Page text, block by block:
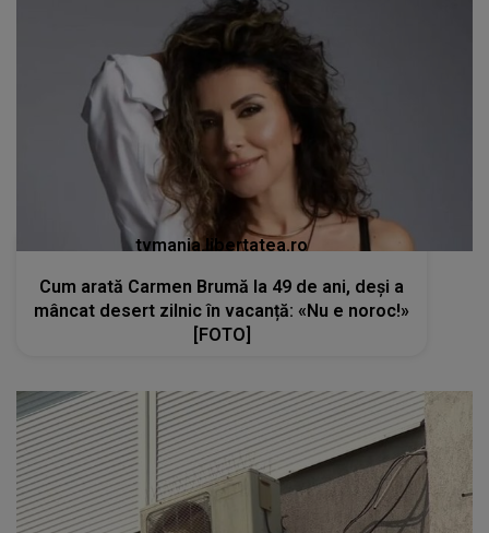
tvmania.libertatea.ro
Cum arată Carmen Brumă la 49 de ani, deși a
mâncat desert zilnic în vacanță: «Nu e noroc!»
[FOTO]